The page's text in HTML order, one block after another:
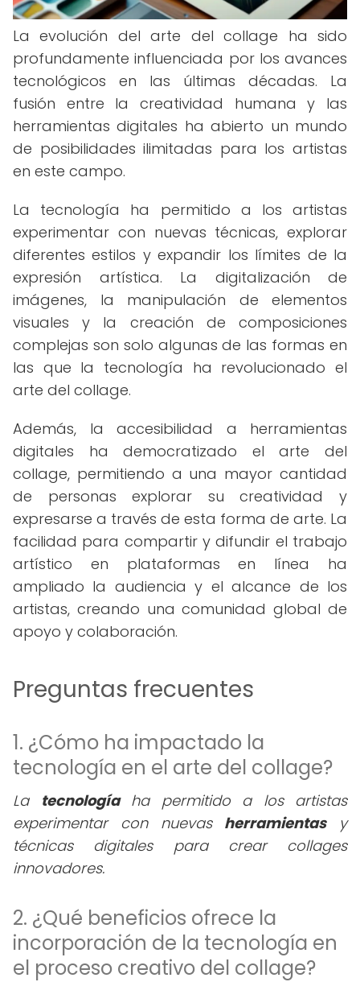
La evolución del arte del collage ha sido
profundamente influenciada por los avances
tecnológicos en las últimas décadas. La
fusión entre la creatividad humana y las
herramientas digitales ha abierto un mundo
de posibilidades ilimitadas para los artistas
en este campo.
La tecnología ha permitido a los artistas
experimentar con nuevas técnicas, explorar
diferentes estilos y expandir los límites de la
expresión artística. La digitalización de
imágenes, la manipulación de elementos
visuales y la creación de composiciones
complejas son solo algunas de las formas en
las que la tecnología ha revolucionado el
arte del collage.
Además, la accesibilidad a herramientas
digitales ha democratizado el arte del
collage, permitiendo a una mayor cantidad
de personas explorar su creatividad y
expresarse a través de esta forma de arte. La
facilidad para compartir y difundir el trabajo
artístico en plataformas en línea ha
ampliado la audiencia y el alcance de los
artistas, creando una comunidad global de
apoyo y colaboración.
Preguntas frecuentes
1. ¿Cómo ha impactado la
tecnología en el arte del collage?
La tecnologíaha permitido a los artistas
experimentar con nuevas herramientasy
técnicas digitales para crear collages
innovadores.
2. ¿Qué beneficios ofrece la
incorporación de la tecnología en
el proceso creativo del collage?